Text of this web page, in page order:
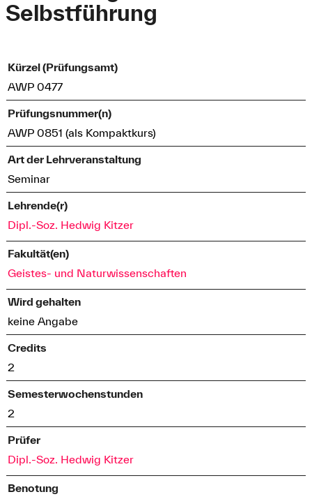
Selbstführung
Kürzel (Prüfungsamt)
AWP 0477
Prüfungsnummer(n)
AWP 0851 (als Kompaktkurs)
Art der Lehrveranstaltung
Seminar
Lehrende(r)
Dipl.-Soz. Hedwig Kitzer
Fakultät(en)
Geistes- und Naturwissenschaften
Wird gehalten
keine Angabe
Credits
2
Semesterwochenstunden
2
Prüfer
Dipl.-Soz. Hedwig Kitzer
Benotung